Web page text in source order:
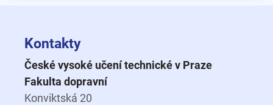
Kontakty
České vysoké učení technické v Praze
Fakulta dopravní
Konviktská 20